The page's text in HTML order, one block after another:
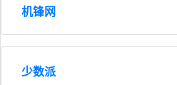
机锋网
少数派